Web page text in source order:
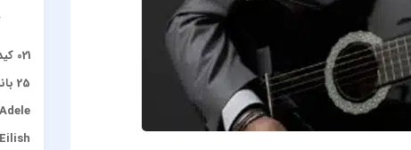
021 کید و چرسی
25 باند
Adele